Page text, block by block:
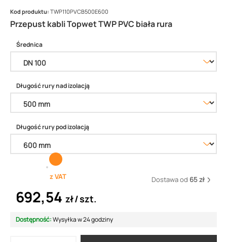
Przepust kabli Topwet TWP PVC biała rura
Kod produktu: TWP110PVCB500E600
Średnica
Długość rury nad izolacją
Długość rury pod izolacją
z VAT Dostawa od 65 zł
692,54 zł szt.
Dostępność:Wysyłka w 24 godziny